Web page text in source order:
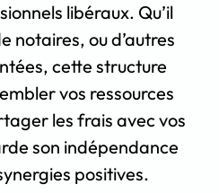
libéraux. Qu’il
notaires, ou d’autres
cette structure
vos ressources
les frais avec vos
son indépendance
positives.